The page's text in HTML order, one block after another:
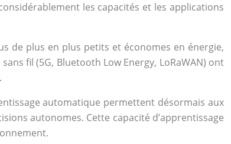
les capacités et les applications
de plus en plus petits et économes en énergie,
fil (5G, Bluetooth Low Energy, LoRaWAN) ont
automatique permettent désormais aux
autonomes. Cette capacité d’apprentissage